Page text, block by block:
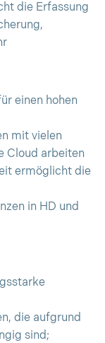
die Erfassung
einen hohen
mit vielen
Cloud arbeiten
ermöglicht die
in HD und
die aufgrund
sind;